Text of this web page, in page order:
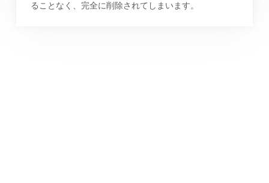
ることなく、完全に削除されてしまいます。